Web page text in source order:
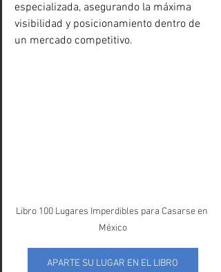
especializada, asegurando la máxima
visibilidad y posicionamiento dentro de
un mercado competitivo.
Libro 100 Lugares Imperdibles para Casarse en
México
APARTE SU LUGAR EN EL LIBRO